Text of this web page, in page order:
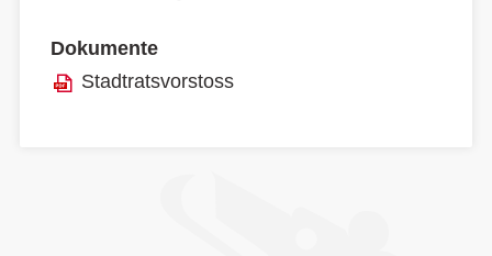
Dokumente
Stadtratsvorstoss